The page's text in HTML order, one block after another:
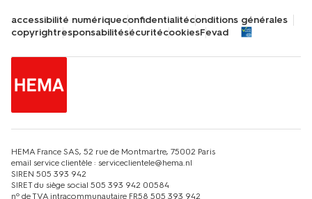
accessibilité numériqueconfidentialitéconditions générales
copyrightresponsabilitésécuritécookiesFevad
HEMA France SAS, 52 rue de Montmartre, 75002 Paris
email service clientèle : serviceclientele@hema.nl
SIREN 505 393 942
SIRET du siège social 505 393 942 00584
nº de TVA intracommunautaire FR58 505 393 942